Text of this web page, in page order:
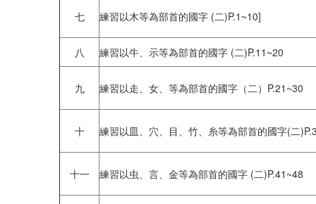
七 練習以木等為部首的國字 (二)P.1~10]
八 練習以牛、示等為部首的國字 (二)P.11~20
九 練習以走、女、等為部首的國字（二）P.21~30
十 練習以皿、穴、目、竹、糸等為部首的國字(二
十一 練習以虫、言、金等為部首的國字 (二)P.41~48